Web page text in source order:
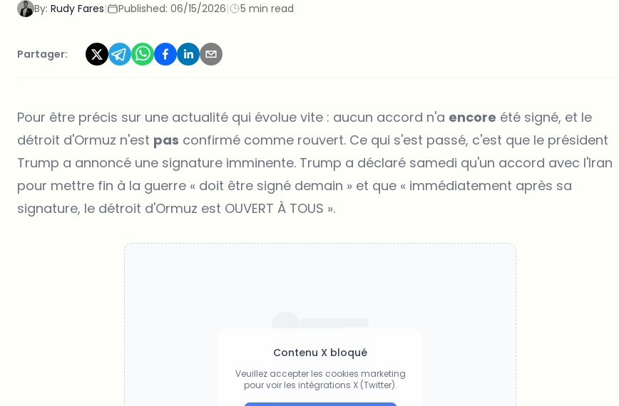
By: Rudy Fares| Published: 06/15/2026| 5 min read
Partager:
Pour être précis sur une actualité qui évolue vite : aucun accord n'a encore été signé, et le
détroit d'Ormuz n'est pas confirmé comme rouvert. Ce qui s'est passé, c'est que le président
Trump a annoncé une signature imminente. Trump a déclaré samedi qu'un accord avec l'Iran
pour mettre fin à la guerre « doit être signé demain » et que « immédiatement après sa
signature, le détroit d'Ormuz est OUVERT À TOUS ».
Contenu X bloqué
Veuillez accepter les cookies marketing
pour voir les intégrations X (Twitter).